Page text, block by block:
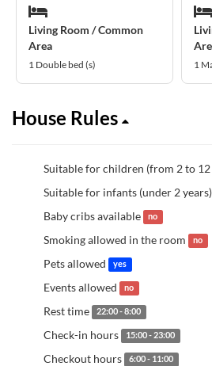
Living Room / Common
Area
1 Double bed (s) 1
House Rules
Suitable for children (from 2 to 12
Suitable for infants (under 2 years)
Baby cribs available no
Smoking allowed in the room no
Pets allowed yes
Events allowed no
Rest time 22:00 - 8:00
Check-in hours 15:00 - 23:00
Checkout hours 6:00 - 11:00